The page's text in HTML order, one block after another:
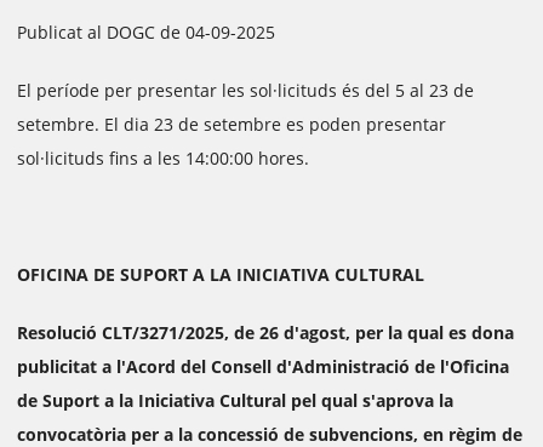
Publicat al DOGC de 04-09-2025
El període per presentar les sol·licituds és del 5 al 23 de
setembre. El dia 23 de setembre es poden presentar
sol·licituds fins a les 14:00:00 hores.
OFICINA DE SUPORT A LA INICIATIVA CULTURAL
Resolució CLT/3271/2025, de 26 d'agost, per la qual es dona
publicitat a l'Acord del Consell d'Administració de l'Oficina
de Suport a la Iniciativa Cultural pel qual s'aprova la
convocatòria per a la concessió de subvencions, en règim de